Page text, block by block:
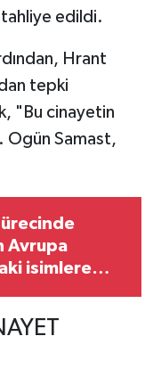
tahliye edildi.
Hrant
tepki
"Bu cinayetin
Ogün Samast,
Avrupa
isimlere
sonlandırdı